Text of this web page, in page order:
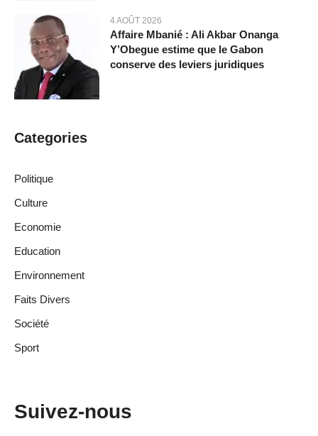
4 AOÛT 2026
Affaire Mbanié : Ali Akbar Onanga
Y’Obegue estime que le Gabon
conserve des leviers juridiques
Categories
Politique
Culture
Economie
Education
Environnement
Faits Divers
Société
Sport
Suivez-nous